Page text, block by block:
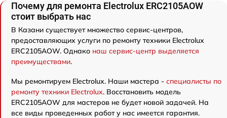
Почему для ремонта Electrolux ERC2105AOW
стоит выбрать нас
В Казани существует множество сервис-центров,
предоставляющих услуги по ремонту техники Electrolux
ERC2105AOW. Однако наш сервис-центр выделяется
преимуществами.
Мы ремонтируем Electrolux. Наши мастера - специалисты по
ремонту техники Electrolux. Восстановить модель
ERC2105AOW для мастеров не будет новой задачей. На
все виды проведенных работ у нас имеется гарантия.